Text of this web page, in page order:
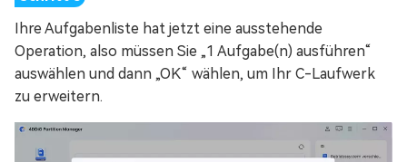
Ihre Aufgabenliste hat jetzt eine ausstehende
Operation, also müssen Sie „1 Aufgabe(n) ausführen“
auswählen und dann „OK“ wählen, um Ihr C-Laufwerk
zu erweitern.